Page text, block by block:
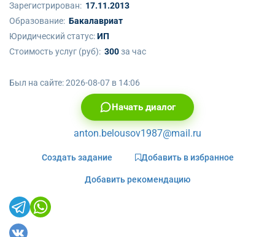
Зарегистрирован: 17.11.2013
Образование: Бакалавриат
Юридический статус:ИП
Стоимость услуг (руб): 300за час
Был на сайте:2026-08-07 в 14:06
Начать диалог
anton.belousov1987@mail.ru
Создать задание Добавить в избранное
Добавить рекомендацию